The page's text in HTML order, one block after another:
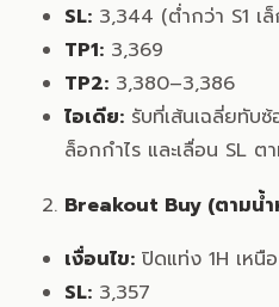
SL: 3,344 (ต่ำกว่า S1 เ
TP1: 3,369
TP2: 3,380–3,386
ไอเดีย: รับที่เส้นเฉลี่ยทับ
ล็อกกำไร และเลื่อน SL ต
Breakout Buy (ตามน้
เงื่อนไข: ปิดแท่ง 1H เหนื
SL: 3,357